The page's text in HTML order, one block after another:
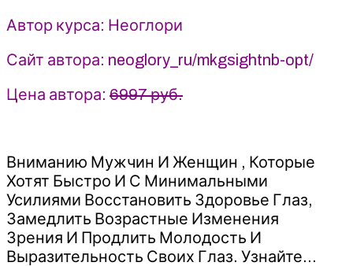
зрения
любом
возрасте
-
Неоглори
Автор курса: Неоглори
Сайт автора: neoglory_ru/mkgsightnb-opt/
Цена автора: 6997 руб.
Вниманию Мужчин И Женщин , Которые
Хотят Быстро И С Минимальными
Усилиями Восстановить Здоровье Глаз,
Замедлить Возрастные Изменения
Зрения И Продлить Молодость И
Выразительность Своих Глаз. Узнайте…